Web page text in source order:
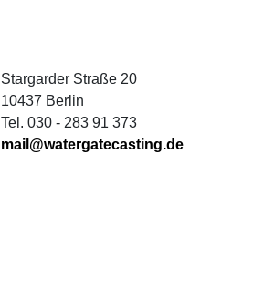
Stargarder Straße 20
10437 Berlin
Tel. 030 - 283 91 373
mail@watergatecasting.de